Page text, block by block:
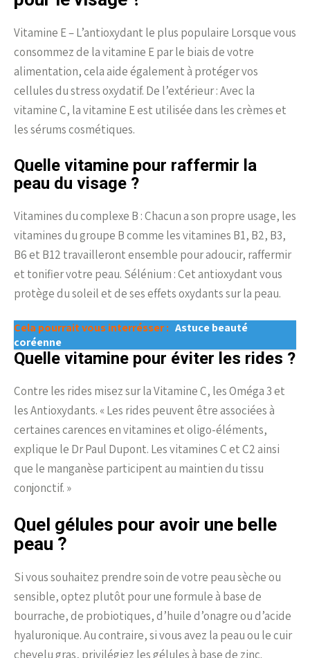
Vitamine E – L’antioxydant le plus populaire Lorsque vous
consommez de la vitamine E par le biais de votre
alimentation, cela aide également à protéger vos
cellules du stress oxydatif. De l’extérieur : Avec la
vitamine C, la vitamine E est utilisée dans les crèmes et
les sérums cosmétiques.
Quelle vitamine pour raffermir la
peau du visage ?
Vitamines du complexe B : Chacun a son propre usage, les
vitamines du groupe B comme les vitamines B1, B2, B3,
B6 et B12 travailleront ensemble pour adoucir, raffermir
et tonifier votre peau. Sélénium : Cet antioxydant vous
protège du soleil et de ses effets oxydants sur la peau.
Cela pourrait vous interrésser : Astuce beauté
coréenne
Quelle vitamine pour éviter les rides ?
Contre les rides misez sur la Vitamine C, les Oméga 3 et
les Antioxydants. « Les rides peuvent être associées à
certaines carences en vitamines et oligo-éléments,
explique le Dr Paul Dupont. Les vitamines C et C2 ainsi
que le manganèse participent au maintien du tissu
conjonctif. »
Quel gélules pour avoir une belle
peau ?
Si vous souhaitez prendre soin de votre peau sèche ou
sensible, optez plutôt pour une formule à base de
bourrache, de probiotiques, d’huile d’onagre ou d’acide
hyaluronique. Au contraire, si vous avez la peau ou le cuir
chevelu gras, privilégiez les gélules à base de zinc.